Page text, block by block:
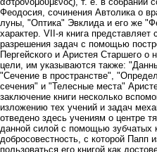
Феодосия, сочинения Автолика о
луны, "Оптика" Эвклида и его же
характер. VII-я книга
разрешения задач с помощью
Пергейского и Аристея Старшего
цели, им указываются также:
"Сечение в пространстве",
сечения" и "Телесные места"
заключение книги несколько
изложению тех учений и задач
отведено здесь учениям о центре
данной силой с помощью зубчатых
добросовестность, с которой
пользоваться его книгой как